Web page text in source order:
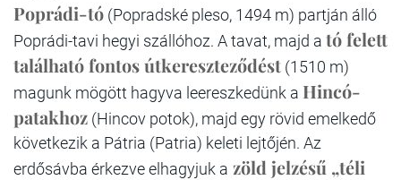
Poprádi-tó (Popradské pleso, 1494 m) partján álló
Poprádi-tavi hegyi szállóhoz. A tavat, majd a tó felett
található fontos útkereszteződést (1510 m)
magunk mögött hagyva leereszkedünk a Hincó-
patakhoz (Hincov potok), majd egy rövid emelkedő
következik a Pátria (Patria) keleti lejtőjén. Az
erdősávba érkezve elhagyjuk a zöld jelzésű „téli